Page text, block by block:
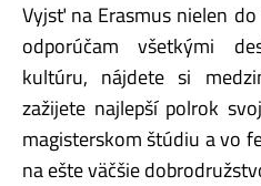
Vyjsť na Erasmus nielen
odporúčam všetkými
kultúru, nájdete si
zažijete najlepší polrok
magisterskom štúdiu a vo
na ešte väčšie